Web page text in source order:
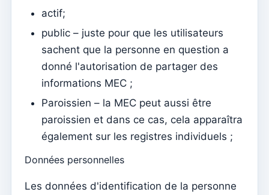
Agents pastoraux
Lecteurs
Acolytes
Ministres extraordinaires de communion (MEC)
Établissements
Éléments du clergé
Intentions de masse
Décès
Jetons individuels
actif;
public – juste pour que les utilisateurs
sachent que la personne en question a
donné l'autorisation de partager des
informations MEC ;
Paroissien – la MEC peut aussi être
paroissien et dans ce cas, cela apparaîtra
également sur les registres individuels ;
Données personnelles
Les données d'identification de la personne